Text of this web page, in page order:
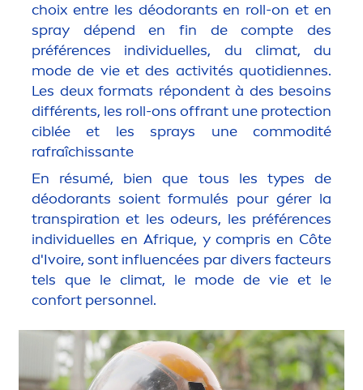
choix entre les déodorants en roll-on et en
spray dépend en fin de compte des
préférences individuelles, du climat, du
mode de vie et des activités quotidiennes.
Les deux formats répondent à des besoins
différents, les roll-ons offrant une protection
ciblée et les sprays une commodité
rafraîchissante
En résumé, bien que tous les types de
déodorants soient formulés pour gérer la
transpiration et les odeurs, les préférences
individuelles en Afrique, y compris en Côte
d'Ivoire, sont influencées par divers facteurs
tels que le climat, le mode de vie et le
confort personnel.